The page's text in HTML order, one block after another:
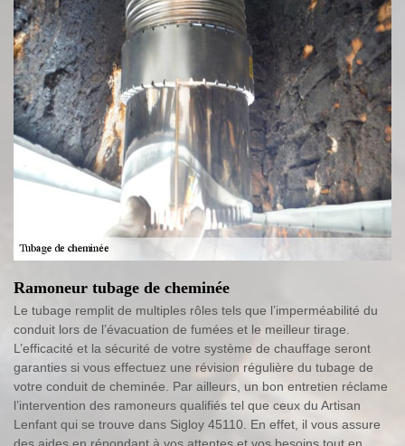
Ramoneur tubage de cheminée
Le tubage remplit de multiples rôles tels que l’imperméabilité du
conduit lors de l’évacuation de fumées et le meilleur tirage.
L’efficacité et la sécurité de votre système de chauffage seront
garanties si vous effectuez une révision régulière du tubage de
votre conduit de cheminée. Par ailleurs, un bon entretien réclame
l’intervention des ramoneurs qualifiés tel que ceux du Artisan
Lenfant qui se trouve dans Sigloy 45110. En effet, il vous assure